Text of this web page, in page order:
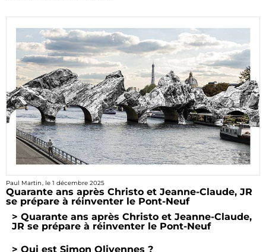
Paul Martin , le 1 décembre 2025
Quarante ans après Christo et Jeanne-Claude, JR
se prépare à réinventer le Pont-Neuf
> Quarante ans après Christo et Jeanne-Claude,
JR se prépare à réinventer le Pont-Neuf
> Qui est Simon Olivennes ?